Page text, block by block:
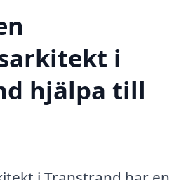
i
hjälpa till